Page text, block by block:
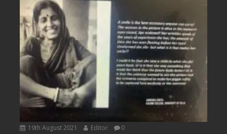
19th August 2021 Editor 0